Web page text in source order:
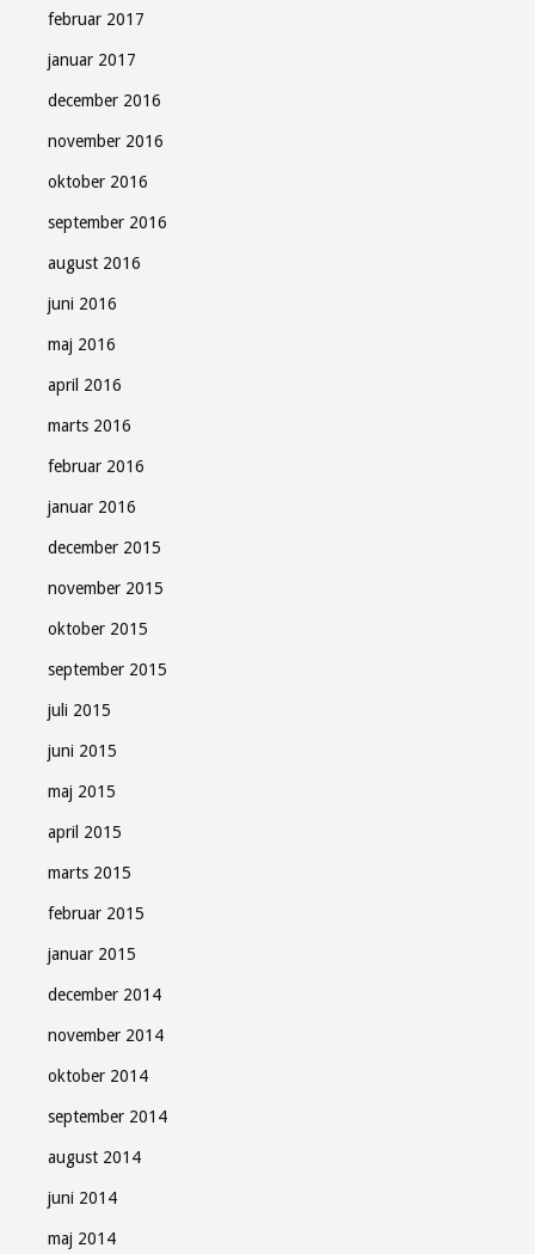
februar 2017
januar 2017
december 2016
november 2016
oktober 2016
september 2016
august 2016
juni 2016
maj 2016
april 2016
marts 2016
februar 2016
januar 2016
december 2015
november 2015
oktober 2015
september 2015
juli 2015
juni 2015
maj 2015
april 2015
marts 2015
februar 2015
januar 2015
december 2014
november 2014
oktober 2014
september 2014
august 2014
juni 2014
maj 2014